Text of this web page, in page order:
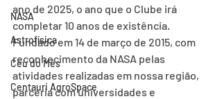
NASA
Astrofísica
Céu do Mês
Centauri AgroSpace
ano de 2025, o ano que o Clube irá
completar 10 anos de existência.
Fundado em 14 de março de 2015, com
reconhecimento da NASA pelas
atividades realizadas em nossa região,
parceria com universidades e